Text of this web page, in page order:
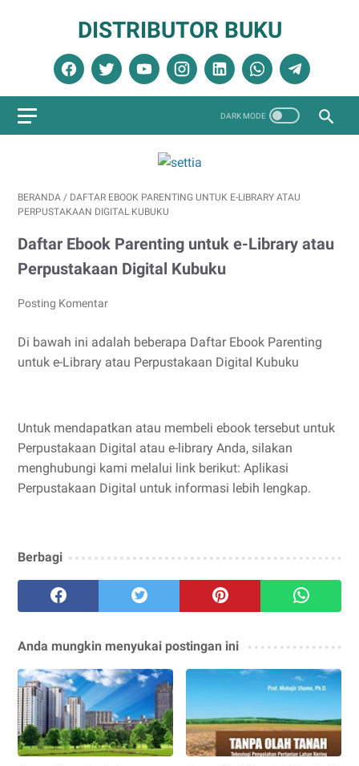
DISTRIBUTOR BUKU
BERANDA / DAFTAR EBOOK PARENTING UNTUK E-LIBRARY ATAU
PERPUSTAKAAN DIGITAL KUBUKU
Daftar Ebook Parenting untuk e-Library atau
Perpustakaan Digital Kubuku
Posting Komentar
Di bawah ini adalah beberapa Daftar Ebook Parenting
untuk e-Library atau Perpustakaan Digital Kubuku
Untuk mendapatkan atau membeli ebook tersebut untuk
Perpustakaan Digital atau e-library Anda, silakan
menghubungi kami melalui link berikut: Aplikasi
Perpustakaan Digital untuk informasi lebih lengkap.
Berbagi
Anda mungkin menyukai postingan ini